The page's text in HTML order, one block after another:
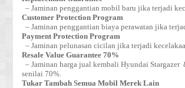
– Jaminan penggantian mobil baru jika terjadi
Customer Protection Program
– Jaminan penggantian biaya perawatan jika
Payment Protection Program
– Jaminan pelunasan cicilan jika terjadi
Resale Value Guarantee 70%
– Jaminan harga jual kembali Hyundai Stargazer
senilai 70%.
Tukar Tambah Semua Mobil Merek Lain